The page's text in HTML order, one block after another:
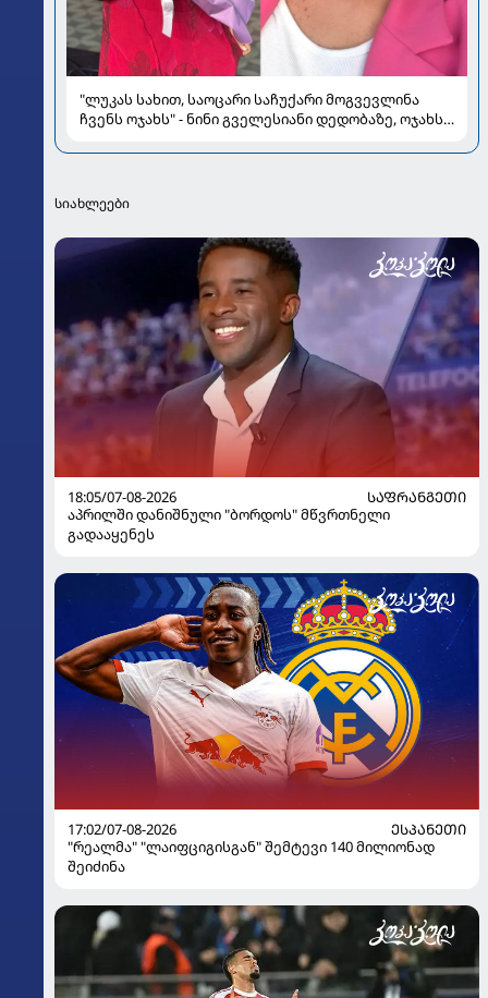
"ლუკას სახით, საოცარი საჩუქარი მოგვევლინა
ჩვენს ოჯახს" - ნინი გველესიანი დედობაზე, ოჯახსა
სიახლეები
18:05/07-08-2026
ᲡᲐᲤᲠᲐᲜᲒᲔᲗᲘ
აპრილში დანიშნული "ბორდოს" მწვრთნელი
გადააყენეს
17:02/07-08-2026
ᲔᲡᲞᲐᲜᲔᲗᲘ
"რეალმა" "ლაიფციგისგან" შემტევი 140 მილიონად
შეიძინა